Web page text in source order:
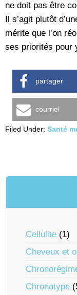
ne doit pas être
Il s’agit plutôt
mérite que l’on
ses priorités pour
partager
courriel
Filed Under: Santé
Cellulite (1)
Cheveux et
Chronotype